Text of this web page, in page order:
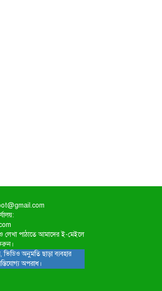
লেখা পাঠাতে আমাদের ই-মেইলে
অনুমতি ছাড়া ব্যবহার
অপরাধ।